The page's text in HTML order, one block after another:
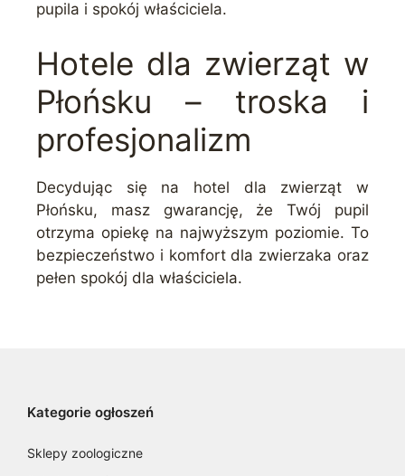
pupila i spokój właściciela.
Hotele dla zwierząt w
Płońsku – troska i
profesjonalizm
Decydując się na hotel dla zwierząt w
Płońsku, masz gwarancję, że Twój pupil
otrzyma opiekę na najwyższym poziomie. To
bezpieczeństwo i komfort dla zwierzaka oraz
pełen spokój dla właściciela.
Kategorie ogłoszeń
Sklepy zoologiczne